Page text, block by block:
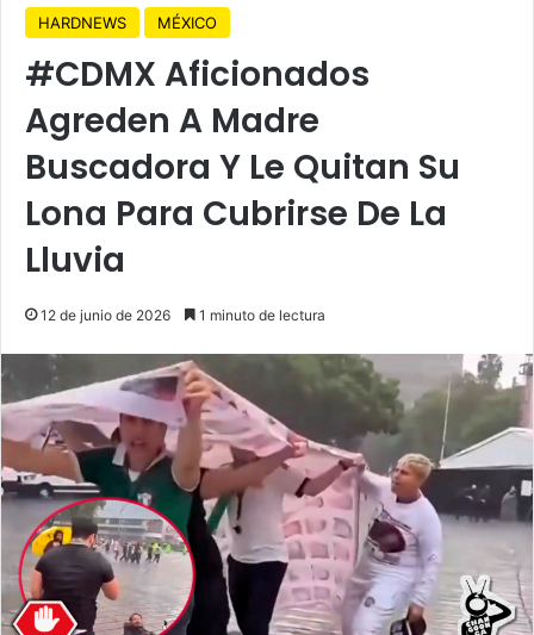
HARDNEWS MÉXICO
#CDMX Aficionados
Agreden A Madre
Buscadora Y Le Quitan Su
Lona Para Cubrirse De La
Lluvia
12 de junio de 2026 1 minuto de lectura